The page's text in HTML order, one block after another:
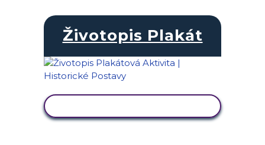
Životopis Plakát